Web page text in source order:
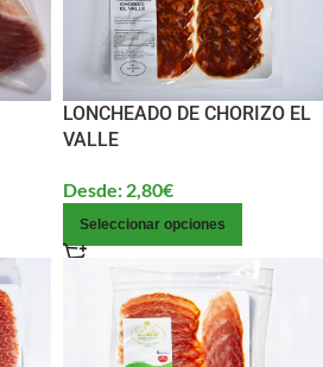
LONCHEADO DE CHORIZO EL
VALLE
Desde: 2,80€
Seleccionar opciones